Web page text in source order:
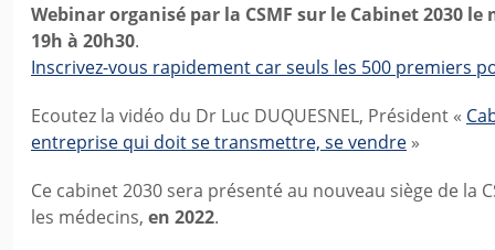
Webinar organisé par la CSMF sur le Cabinet 2030 le
19h à 20h30.
Inscrivez-vous rapidement car seuls les 500 premiers
Ecoutez la vidéo du Dr Luc DUQUESNEL, Président «
entreprise qui doit se transmettre, se vendre »
Ce cabinet 2030 sera présenté au nouveau siège de la
les médecins, en 2022.